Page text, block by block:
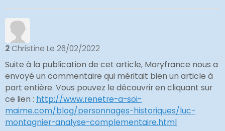
2Christine Le 26/02/2022
Suite à la publication de cet article, Maryfrance nous a
envoyé un commentaire qui méritait bien un article à
part entière. Vous pouvez le découvrir en cliquant sur
ce lien : http://www.renetre-a-soi-
maime.com/blog/personnages-historiques/luc-
montagnier-analyse-complementaire.html